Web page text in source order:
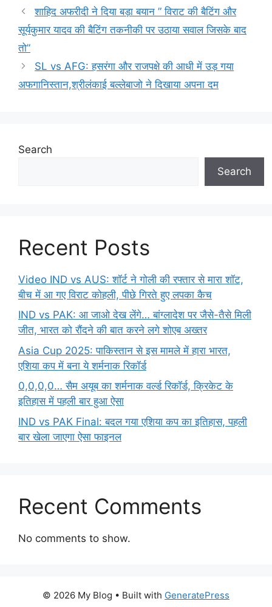
शाहिद अफरीदी ने दिया बड़ा बयान ” विराट की बैटिंग और
सूर्यकुमार यादव की बैटिंग तकनीकी पर उठाया सवाल जिसके बाद
तो”
SL vs AFG: हसरंगा और राजपक्षे की आधी में उड़ गया
अफगानिस्तान,श्रीलंकाई बल्लेबाजो ने दिखाया अपना दम
Search
Search
Recent Posts
Video IND vs AUS: शॉर्ट ने गोली की रफ्तार से मारा शॉट,
बीच में आ गए विराट कोहली, पीछे गिरते हुए लपका कैच
IND vs PAK: आ जाओ देख लेंगे… बांग्लादेश पर जैसे-तैसे मिली
जीत, भारत को रौंदने की बात करने लगे शोएब अख्तर
Asia Cup 2025: पाकिस्तान से इस मामले में हारा भारत,
एशिया कप में बना ये शर्मनाक रिकॉर्ड
0,0,0,0… सैम अयूब का शर्मनाक वर्ल्ड रिकॉर्ड, क्रिकेट के
इतिहास में पहली बार हुआ ऐसा
IND vs PAK Final: बदल गया एशिया कप का इतिहास, पहली
बार खेला जाएगा ऐसा फाइनल
Recent Comments
No comments to show.
© 2026 My Blog • Built with GeneratePress